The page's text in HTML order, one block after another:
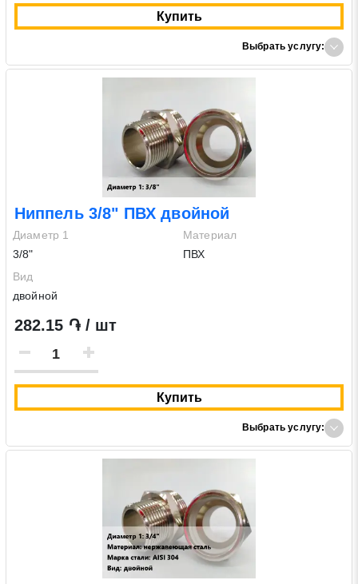
Купить
Выбрать услугу:
Ниппель 3/8" ПВХ двойной
Диаметр 1
3/8"
Материал
ПВХ
Вид
двойной
282.15 ֏ / шт
Купить
Выбрать услугу: